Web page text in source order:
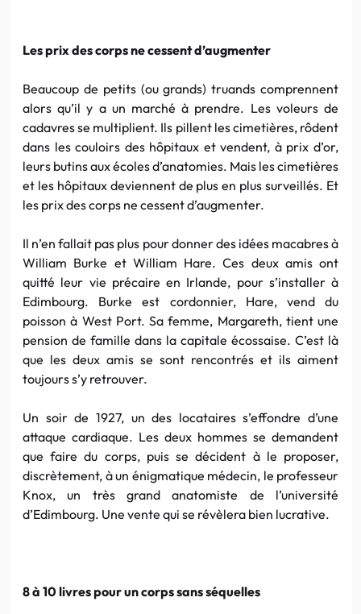
Les prix des corps ne cessent d’augmenter
Beaucoup de petits (ou grands) truands comprennent
alors qu’il y a un marché à prendre. Les voleurs de
cadavres se multiplient. Ils pillent les cimetières, rôdent
dans les couloirs des hôpitaux et vendent, à prix d’or,
leurs butins aux écoles d’anatomies. Mais les cimetières
et les hôpitaux deviennent de plus en plus surveillés. Et
les prix des corps ne cessent d’augmenter.
Il n’en fallait pas plus pour donner des idées macabres à
William Burke et William Hare. Ces deux amis ont
quitté leur vie précaire en Irlande, pour s’installer à
Edimbourg. Burke est cordonnier, Hare, vend du
poisson à West Port. Sa femme, Margareth, tient une
pension de famille dans la capitale écossaise. C’est là
que les deux amis se sont rencontrés et ils aiment
toujours s’y retrouver.
Un soir de 1927, un des locataires s’effondre d’une
attaque cardiaque. Les deux hommes se demandent
que faire du corps, puis se décident à le proposer,
discrètement, à un énigmatique médecin, le professeur
Knox, un très grand anatomiste de l’université
d’Edimbourg. Une vente qui se révèlera bien lucrative.
8 à 10 livres pour un corps sans séquelles